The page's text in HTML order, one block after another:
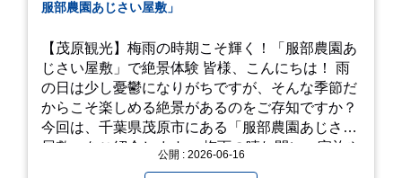
服部農園あじさい屋敷」
【茂原観光】梅雨の時期こそ輝く！「服部農園あ
じさい屋敷」で絶景体験 皆様、こんにちは！ 雨
の日は少し憂鬱になりがちですが、そんな季節だ
からこそ楽しめる絶景があるのをご存知ですか？
今回は、千葉県茂原市にある「服部農園あじさい
屋敷」をご紹介します。 梅雨の晴れ間に、家族や
公開 : 2026-06-16